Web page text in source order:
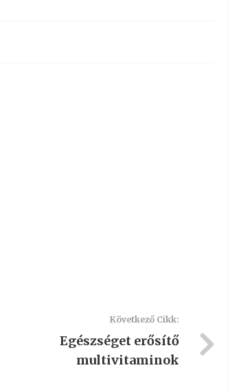
Következő Cikk:
Egészséget erősítő
multivitaminok